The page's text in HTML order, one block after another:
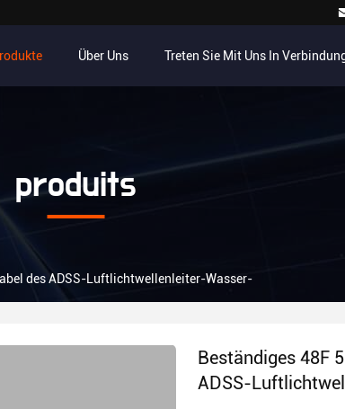
Über Uns Treten Sie Mit Uns In
produits
des ADSS-Luftlichtwellenleiter-Wasser-
Beständiges 48F
ADSS-